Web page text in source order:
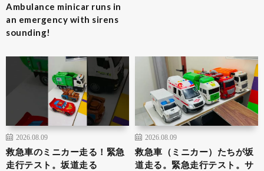
Ambulance minicar runs in
an emergency with sirens
sounding!
2026.08.09
救急車のミニカー走る！緊急
走行テスト。坂道走る
2026.08.09
救急車（ミニカー）たちが坂
道走る。緊急走行テスト。サ